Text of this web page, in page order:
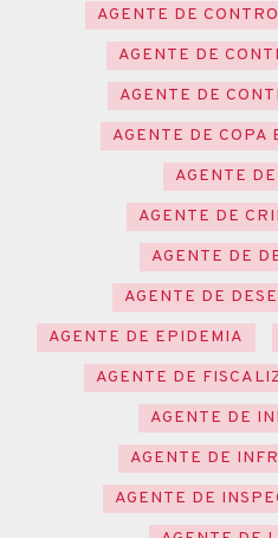
AGENTE DE
AGENTE DE
AGENTE DE
AGENTE DE COPA
AGENTE
AGENTE DE
AGENTE DE
AGENTE DE
AGENTE DE EPIDEMIA
AGENTE DE
AGENTE DE
AGENTE DE
AGENTE DE